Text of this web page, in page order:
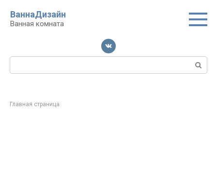
контенту
ВаннаДизайн
Ванная комната
Поиск:
Главная страница